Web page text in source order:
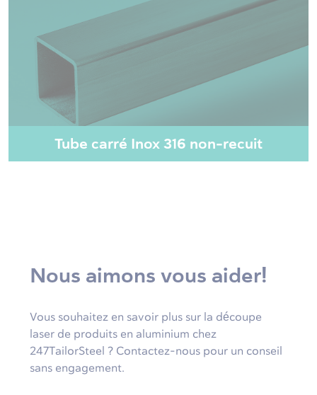
Tube carré Inox 316 non-recuit
Nous aimons vous aider!
Vous souhaitez en savoir plus sur la découpe
laser de produits en aluminium chez
247TailorSteel ? Contactez-nous pour un conseil
sans engagement.